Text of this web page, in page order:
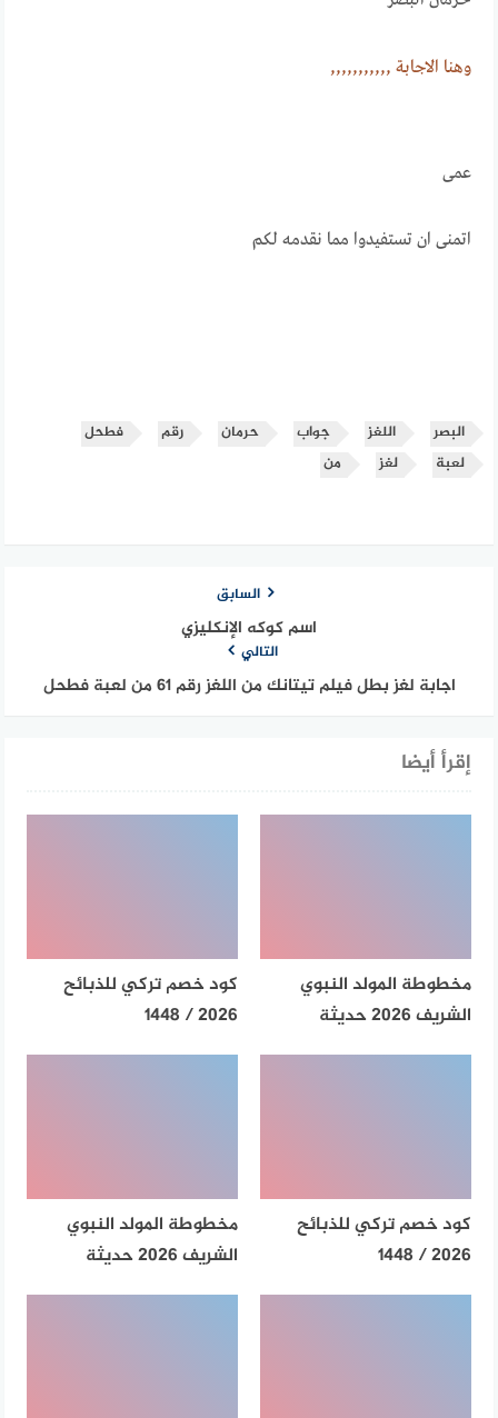
وهنــــا الاجابـــــة ,,,,,,,,,,,
عمى
اتمنى ان تستفيدوا مما نقدمه لكم
البصر اللغز جواب حرمان رقم
فطحل
لعبة
لغز من
السابق
اسم كوكه الإنكليزي
التالي
اجابة لغز بطل فيلم تيتانك من اللغز رقم 61 من لعبة فطحل
إقرأ أيضا
مخطوطة المولد النبوي
الشريف 2026 حديثة
كود خصم تركي للذبائح
2026 / 1448
كود خصم تركي للذبائح
2026 / 1448
مخطوطة المولد النبوي
الشريف 2026 حديثة